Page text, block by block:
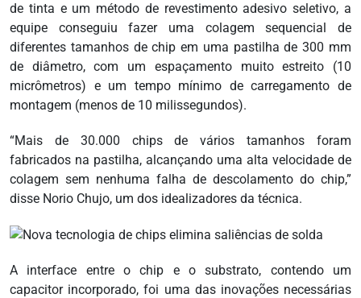
de tinta e um método de revestimento adesivo seletivo, a
equipe conseguiu fazer uma colagem sequencial de
diferentes tamanhos de chip em uma pastilha de 300 mm
de diâmetro, com um espaçamento muito estreito (10
micrômetros) e um tempo mínimo de carregamento de
montagem (menos de 10 milissegundos).
“Mais de 30.000 chips de vários tamanhos foram
fabricados na pastilha, alcançando uma alta velocidade de
colagem sem nenhuma falha de descolamento do chip,”
disse Norio Chujo, um dos idealizadores da técnica.
A interface entre o chip e o substrato, contendo um
capacitor incorporado, foi uma das inovações necessárias